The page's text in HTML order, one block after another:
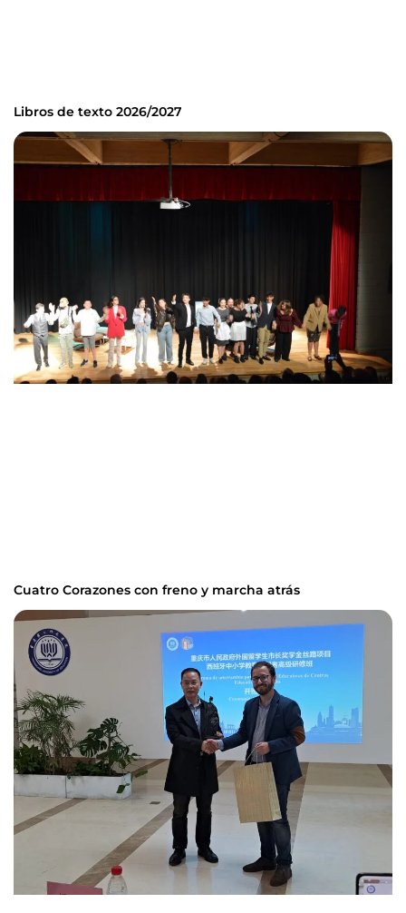
Libros de texto 2026/2027
Cuatro Corazones con freno y marcha atrás